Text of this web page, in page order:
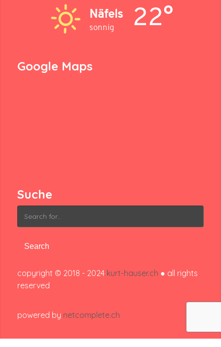
Näfels
sonnig 22°
Google Maps
Suche
Search
for:
copyright © 2018 - 2024 kurt-hauser.ch ● all rights
reserved
powered by netcomplete.ch